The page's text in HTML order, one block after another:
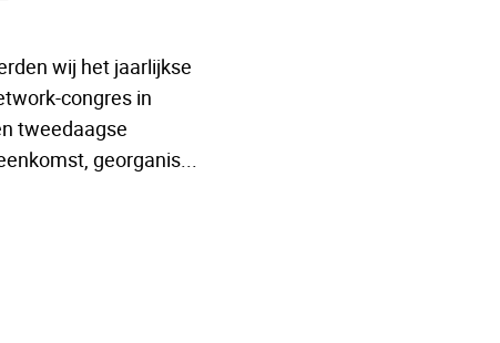
wij het jaarlijkse
congres in
tweedaagse
georganis...